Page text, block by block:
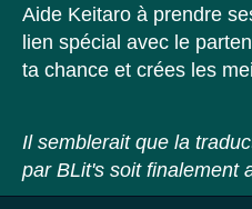
Aide Keitaro à prendre
lien spécial avec le
ta chance et crées les
Il semblerait que la
par BLit's soit finalement